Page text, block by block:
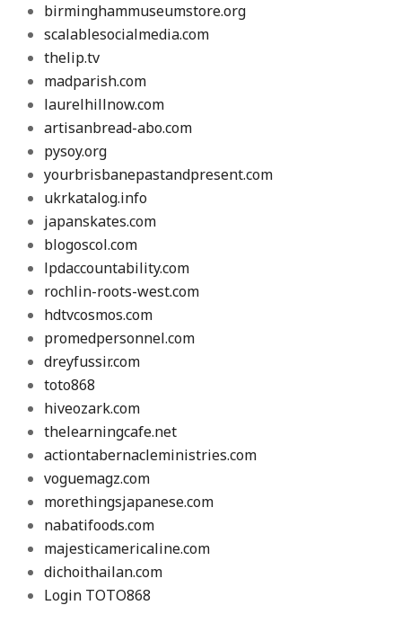
birminghammuseumstore.org
scalablesocialmedia.com
thelip.tv
madparish.com
laurelhillnow.com
artisanbread-abo.com
pysoy.org
yourbrisbanepastandpresent.com
ukrkatalog.info
japanskates.com
blogoscol.com
lpdaccountability.com
rochlin-roots-west.com
hdtvcosmos.com
promedpersonnel.com
dreyfussir.com
toto868
hiveozark.com
thelearningcafe.net
actiontabernacleministries.com
voguemagz.com
morethingsjapanese.com
nabatifoods.com
majesticamericaline.com
dichoithailan.com
Login TOTO868